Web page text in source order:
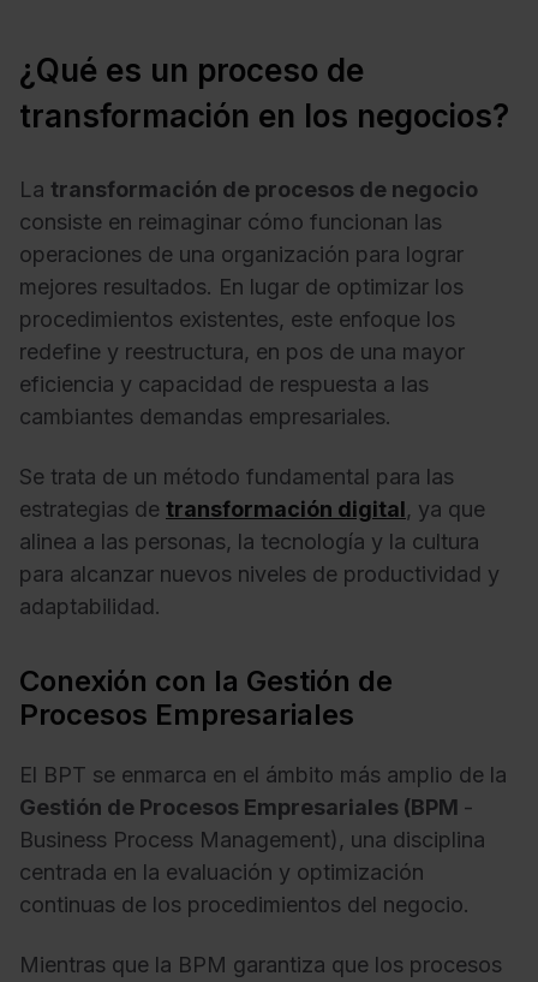
¿Qué es un proceso de
transformación en los negocios?
La transformación de procesos de negocio
consiste en reimaginar cómo funcionan las
operaciones de una organización para lograr
mejores resultados. En lugar de optimizar los
procedimientos existentes, este enfoque los
redefine y reestructura, en pos de una mayor
eficiencia y capacidad de respuesta a las
cambiantes demandas empresariales.
Se trata de un método fundamental para las
estrategias de transformación digital, ya que
alinea a las personas, la tecnología y la cultura
para alcanzar nuevos niveles de productividad y
adaptabilidad.
Conexión con la Gestión de
Procesos Empresariales
El BPT se enmarca en el ámbito más amplio de la
Gestión de Procesos Empresariales (BPM -
Business Process Management), una disciplina
centrada en la evaluación y optimización
continuas de los procedimientos del negocio.
Mientras que la BPM garantiza que los procesos